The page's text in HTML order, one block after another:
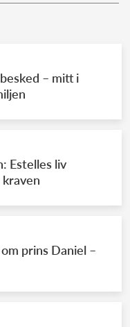
– mitt i
Estelles liv
prins Daniel –